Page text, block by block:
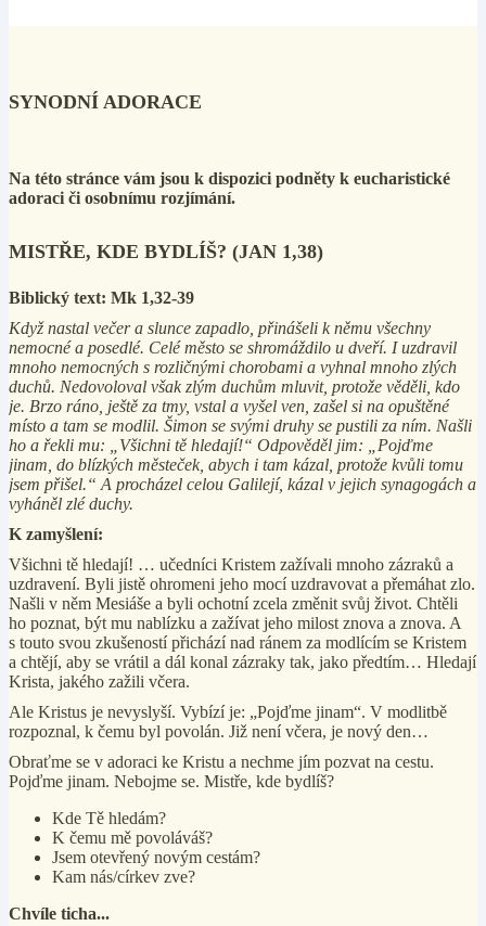
SYNODNÍ ADORACE
Na této stránce vám jsou k dispozici podněty k eucharistické
adoraci či osobnímu rozjímání.
MISTŘE, KDE BYDLÍŠ? (JAN 1,38)
Biblický text: Mk 1,32-39
Když nastal večer a slunce zapadlo, přinášeli k němu všechny
nemocné a posedlé. Celé město se shromáždilo u dveří. I uzdravil
mnoho nemocných s rozličnými chorobami a vyhnal mnoho zlých
duchů. Nedovoloval však zlým duchům mluvit, protože věděli, kdo
je. Brzo ráno, ještě za tmy, vstal a vyšel ven, zašel si na opuštěné
místo a tam se modlil. Šimon se svými druhy se pustili za ním. Našli
ho a řekli mu: „Všichni tě hledají!“ Odpověděl jim: „Pojďme
jinam, do blízkých městeček, abych i tam kázal, protože kvůli tomu
jsem přišel.“ A procházel celou Galilejí, kázal v jejich synagogách a
vyháněl zlé duchy.
K zamyšlení:
Všichni tě hledají! … učedníci Kristem zažívali mnoho zázraků a
uzdravení. Byli jistě ohromeni jeho mocí uzdravovat a přemáhat zlo.
Našli v něm Mesiáše a byli ochotní zcela změnit svůj život. Chtěli
ho poznat, být mu nablízku a zažívat jeho milost znova a znova. A
s touto svou zkušeností přichází nad ránem za modlícím se Kristem
a chtějí, aby se vrátil a dál konal zázraky tak, jako předtím… Hledají
Krista, jakého zažili včera.
Ale Kristus je nevyslyší. Vybízí je: „Pojďme jinam“. V modlitbě
rozpoznal, k čemu byl povolán. Již není včera, je nový den…
Obraťme se v adoraci ke Kristu a nechme jím pozvat na cestu.
Pojďme jinam. Nebojme se. Mistře, kde bydlíš?
Kde Tě hledám?
K čemu mě povoláváš?
Jsem otevřený novým cestám?
Kam nás/církev zve?
Chvíle ticha...